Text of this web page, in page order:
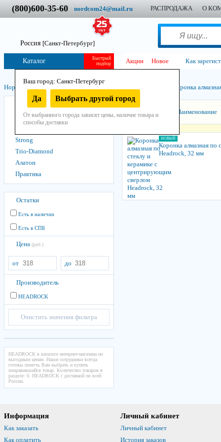
(800)600-35-60 nordcom24@mail.ru РАСПРОДАЖА О
Россия [Санкт-Петербург]
Ваш город: Санкт-Петербург
Да Выбрать другой город
От выбранного города зависят цены, наличие товара и
способы доставки
Быстрый
подбор
Каталог Акции Новое Как
Нордком Инструмент Остнастно-расходный Коронка
Diam
Diamaster
Strong
Trio-Diamond
Алатон
Практика
Остатки
Есть в наличии
Есть в СПБ
Цена (руб.)
от до
Производитель
HEADROCK
Очистить значения фильтра
HEADROCK в каталоге интернет-магазина по
выгодным ценам. Наши сотрудники всегда
готовы помочь Вам выбрать и купить
понравившийся товар. Количество товаров в
разделе: 0. HEADROCK с доставкой по всей
России.
Наименование
НОВЫЙ
Коронка алмазная по
Headrock, 32 мм
Информация
Как заказать
Как оплатить
Личный кабинет
Личный кабинет
История заказов